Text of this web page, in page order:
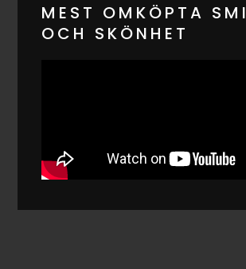
MEST OMKÖPTA
OCH SKÖNHET